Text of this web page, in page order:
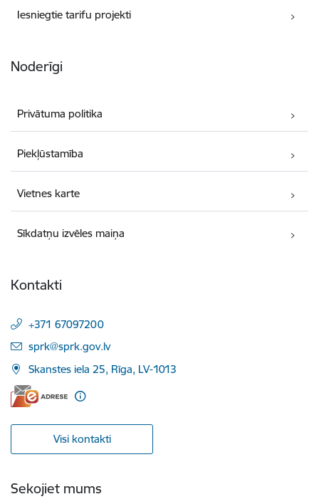
Iesniegtie tarifu projekti
Noderīgi
Privātuma politika
Piekļūstamība
Vietnes karte
Sīkdatņu izvēles maiņa
Kontakti
+371 67097200
E-pasts:
sprk@sprk.gov.lv
Skanstes iela 25, Rīga, LV-1013
Visi kontakti
Sekojiet mums